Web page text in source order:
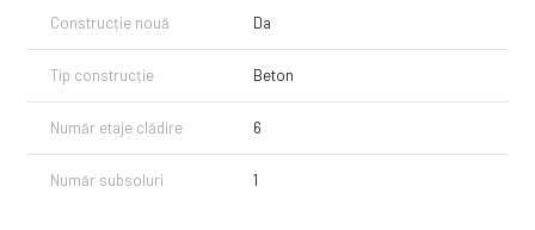
Construcție nouă Da
Tip construcție Beton
Număr etaje clădire 6
Număr subsoluri 1